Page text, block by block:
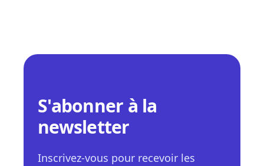
S'abonner à la
newsletter
Inscrivez-vous pour recevoir les